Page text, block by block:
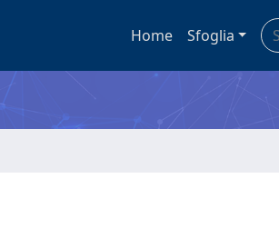
Home Sfoglia